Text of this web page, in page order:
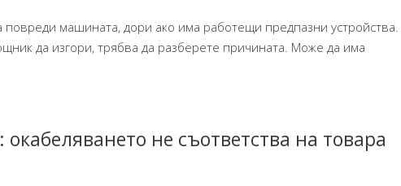
машината, дори ако има работещи предпазни устройства.
да изгори, трябва да разберете причината. Може да има
не съответства на товара